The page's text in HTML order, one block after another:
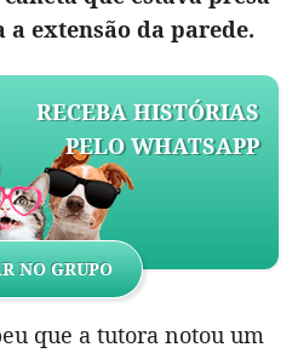
a extensão da parede.
RECEBA HISTÓRIAS
PELO WHATSAPP
NO GRUPO
que a tutora notou um